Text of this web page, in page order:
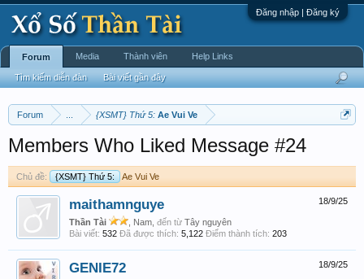
Đăng nhập | Đăng ký
Forum {XSMT} Thứ 5: Ae Vui Ve
Members Who Liked Message #24
Chủ đề: {XSMT} Thứ 5: Ae Vui Ve
18/9/25
maithamnguye
Thần Tài , Nam, đến từ Tây nguyên
Bài viết: 532 Đã được thích: 5,122 Điểm thành tích: 203
18/9/25
GENIE72
Forum
Tìm kiếm diễn đàn Bài viết gần đây
Media Thành viên Help Links